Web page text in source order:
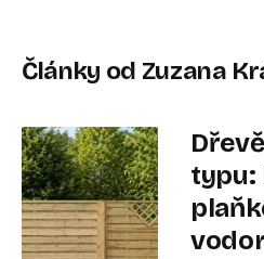
Články od Zuzana
typu: